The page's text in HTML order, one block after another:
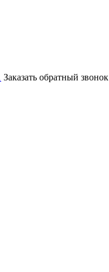
Заказать обратный звонок